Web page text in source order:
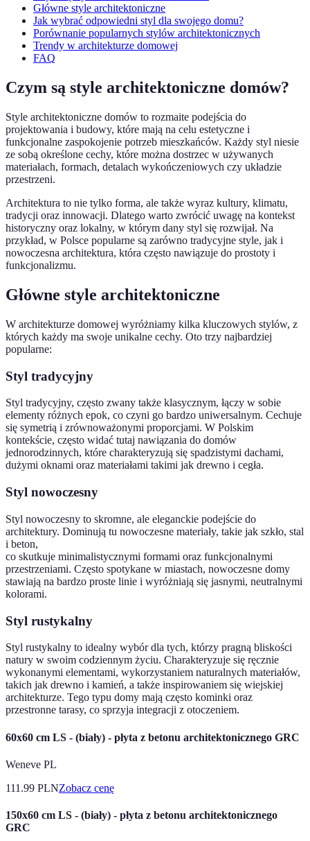
Główne style architektoniczne
Jak wybrać odpowiedni styl dla swojego domu?
Porównanie popularnych stylów architektonicznych
Trendy w architekturze domowej
FAQ
Czym są style architektoniczne domów?
Style architektoniczne domów to rozmaite podejścia do
projektowania i budowy, które mają na celu estetyczne i
funkcjonalne zaspokojenie potrzeb mieszkańców. Każdy styl niesie
ze sobą określone cechy, które można dostrzec w używanych
materiałach, formach, detalach wykończeniowych czy układzie
przestrzeni.
Architektura to nie tylko forma, ale także wyraz kultury, klimatu,
tradycji oraz innowacji. Dlatego warto zwrócić uwagę na kontekst
historyczny oraz lokalny, w którym dany styl się rozwijał. Na
przykład, w Polsce popularne są zarówno tradycyjne style, jak i
nowoczesna architektura, która często nawiązuje do prostoty i
funkcjonalizmu.
Główne style architektoniczne
W architekturze domowej wyróżniamy kilka kluczowych stylów, z
których każdy ma swoje unikalne cechy. Oto trzy najbardziej
popularne:
Styl tradycyjny
Styl tradycyjny, często zwany także klasycznym, łączy w sobie
elementy różnych epok, co czyni go bardzo uniwersalnym. Cechuje
się symetrią i zrównoważonymi proporcjami. W Polskim
kontekście, często widać tutaj nawiązania do domów
jednorodzinnych, które charakteryzują się spadzistymi dachami,
dużymi oknami oraz materiałami takimi jak drewno i cegła.
Styl nowoczesny
Styl nowoczesny to skromne, ale eleganckie podejście do
architektury. Dominują tu nowoczesne materiały, takie jak szkło, stal
i beton,
co skutkuje minimalistycznymi formami oraz funkcjonalnymi
przestrzeniami. Często spotykane w miastach, nowoczesne domy
stawiają na bardzo proste linie i wyróżniają się jasnymi, neutralnymi
kolorami.
Styl rustykalny
Styl rustykalny to idealny wybór dla tych, którzy pragną bliskości
natury w swoim codziennym życiu. Charakteryzuje się ręcznie
wykonanymi elementami, wykorzystaniem naturalnych materiałów,
takich jak drewno i kamień, a także inspirowaniem się wiejskiej
architekturze. Tego typu domy mają często kominki oraz
przestronne tarasy, co sprzyja integracji z otoczeniem.
60x60 cm LS - (biały) - płyta z betonu architektonicznego GRC
Weneve PL
111.99 PLNZobacz cenę
150x60 cm LS - (biały) - płyta z betonu architektonicznego
GRC